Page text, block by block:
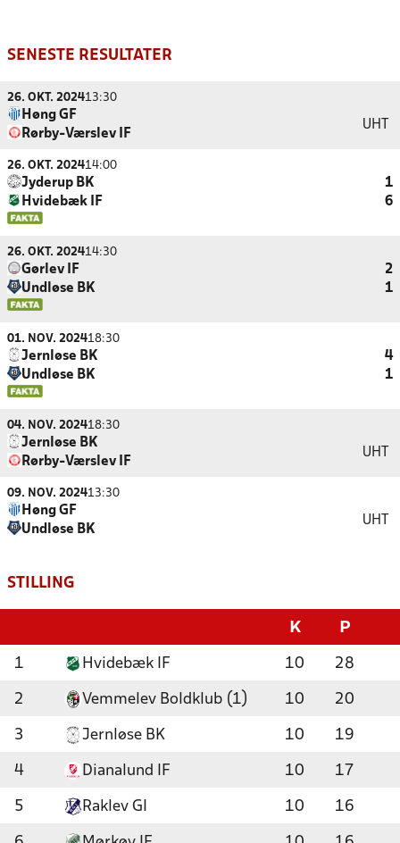
SENESTE RESULTATER
26. OKT. 202413:30
Høng GF
Rørby-Værslev IF
UHT
26. OKT. 202414:00
Jyderup BK
1
Hvidebæk IF
6
26. OKT. 202414:30
Gørlev IF
2
Undløse BK
1
01. NOV. 202418:30
Jernløse BK
4
Undløse BK
1
04. NOV. 202418:30
Jernløse BK
Rørby-Værslev IF
UHT
09. NOV. 202413:30
Høng GF
Undløse BK
UHT
STILLING
K P
1 Hvidebæk IF 10 28
2 Vemmelev Boldklub (1) 10 20
3 Jernløse BK 10 19
4 Dianalund IF 10 17
5 Raklev GI 10 16